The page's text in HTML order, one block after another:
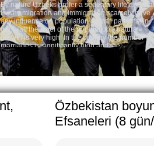
life and that
scarcely have
patterns. In
natural
the number of
the
of the lowest
tradition, the
quite sacred.
in villages, is
family has
Özbekistan
Efsaneleri (8